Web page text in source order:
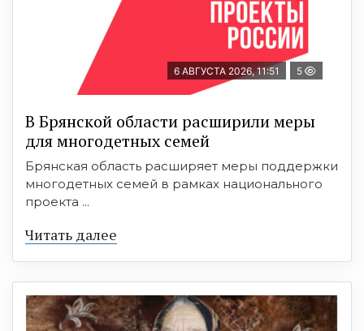
6 АВГУСТА 2026, 11:51 5
В Брянской области расширили меры
для многодетных семей
Брянская область расширяет меры поддержки
многодетных семей в рамках национального
проекта ...
Читать далее